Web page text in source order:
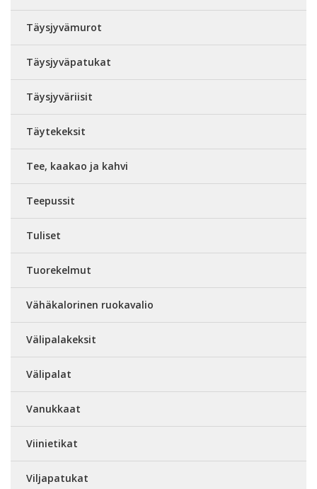
Täysjyvämurot
Täysjyväpatukat
Täysjyväriisit
Täytekeksit
Tee, kaakao ja kahvi
Teepussit
Tuliset
Tuorekelmut
Vähäkalorinen ruokavalio
Välipalakeksit
Välipalat
Vanukkaat
Viinietikat
Viljapatukat